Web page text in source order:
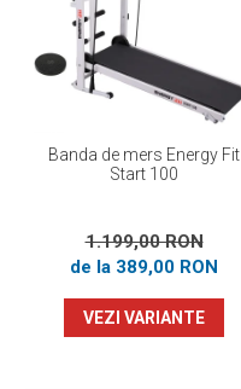
Accesorii inot
Genti si rucsacuri
Tricouri, pantaloni, bluze
Costume profesionale inot
Banda de mers Energy Fit
Start 100
1.199,00 RON
de la 389,00 RON
VEZI VARIANTE